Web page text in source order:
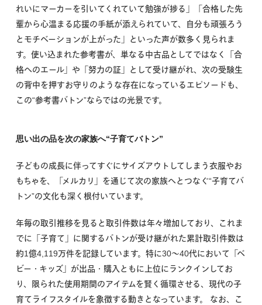
れいにマーカーを引いてくれていて勉強が捗る」「合格した先
輩から心温まる応援の手紙が添えられていて、自分も頑張ろう
とモチベーションが上がった」といった声が数多く見られま
す。使い込まれた参考書が、単なる中古品としてではなく「合
格へのエール」や「努力の証」として受け継がれ、次の受験生
の背中を押すお守りのような存在になっているエピソードも、
この“参考書バトン”ならではの光景です。
思い出の品を次の家族へ“子育てバトン”
子どもの成長に伴ってすぐにサイズアウトしてしまう衣服やお
もちゃを、「メルカリ」を通じて次の家族へとつなぐ“子育てバ
トン”の文化も深く根付いています。
年毎の取引推移を見ると取引件数は年々増加しており、これま
でに「子育て」に関するバトンが受け継がれた累計取引件数は
約1億4,119万件を記録しています。特に30〜40代において「ベ
ビー・キッズ」が出品・購入ともに上位にランクインしてお
り、限られた使用期間のアイテムを賢く循環させる、現代の子
育てライフスタイルを象徴する動きとなっています。 なお、こ